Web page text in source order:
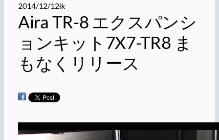
2014/12/12ik
Aira TR-8 エクスパンシ
ョンキット7X7-TR8 ま
もなくリリース